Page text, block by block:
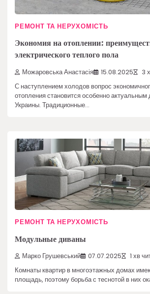
РЕМОНТ ТА НЕРУХОМІСТЬ
Экономия на отоплении:
электрического теплого пола
Можаровська Анастасія 15.08.2025 3
С наступлением холодов вопрос
отопления становится особенно
Украины. Традиционные…
РЕМОНТ ТА НЕРУХОМІСТЬ
Модульные диваны
Марко Грушевський 07.07.2025 1 хв
Комнаты квартир в многоэтажных домах
площадь, поэтому борьба с теснотой в них